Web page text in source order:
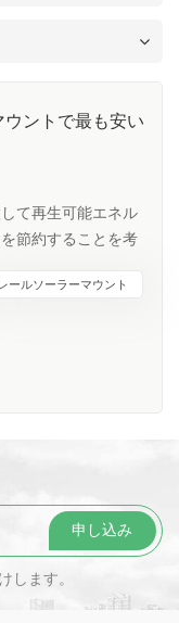
ントで最も安い
て再生可能エネル
節約することを考
め、ソーラー モジ
ォームです。 しか
ーラーマウントシ
す。なんで？これ
あります。お客様
ンポーネントは、
がかかります。し
ステム は、コツ
取り付けることが
ールソーラーマウント
します。